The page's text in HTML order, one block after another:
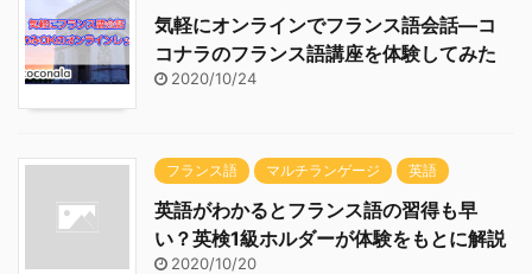
気軽にオンラインでフランス語会話―コ
コナラのフランス語講座を体験してみた
2020/10/24
フランス語 マルチランゲージ 英語
英語がわかるとフランス語の習得も早
い？英検1級ホルダーが体験をもとに解説
2020/10/20